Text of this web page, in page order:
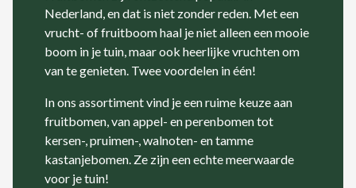
Nederland, en dat is niet zonder reden. Met een
vrucht- of fruitboom haal je niet alleen een mooie
boom in je tuin, maar ook heerlijke vruchten om
van te genieten. Twee voordelen in één!
In ons assortiment vind je een ruime keuze aan
fruitbomen, van appel- en perenbomen tot
kersen-, pruimen-, walnoten- en tamme
kastanjebomen. Ze zijn een echte meerwaarde
voor je tuin!